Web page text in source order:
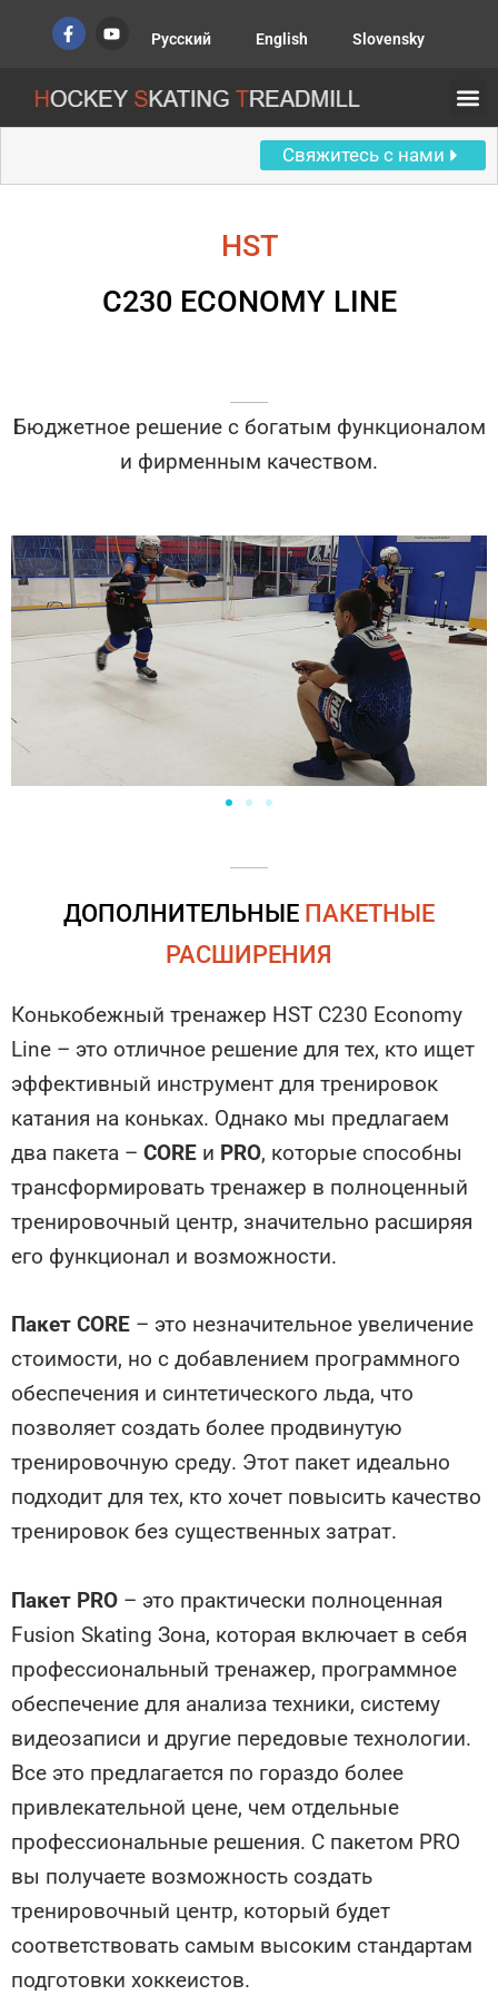
Перейти
F
a
c
b
o
o
Y
o
u
b
e
Русский English Slovensky
Свяжитесь с нами
HST
C230 ECONOMY LINE
Бюджетное решение с богатым функционалом
и фирменным качеством.
ДОПОЛНИТЕЛЬНЫЕ ПАКЕТНЫЕ
РАСШИРЕНИЯ
Конькобежный тренажер HST C230 Economy
Line – это отличное решение для тех, кто ищет
эффективный инструмент для тренировок
катания на коньках. Однако мы предлагаем
два пакета – CORE и PRO, которые способны
трансформировать тренажер в полноценный
тренировочный центр, значительно расширяя
его функционал и возможности.
Пакет CORE – это незначительное увеличение
стоимости, но с добавлением программного
обеспечения и синтетического льда, что
позволяет создать более продвинутую
тренировочную среду. Этот пакет идеально
подходит для тех, кто хочет повысить качество
тренировок без существенных затрат.
Пакет PRO – это практически полноценная
Fusion Skating Зона, которая включает в себя
профессиональный тренажер, программное
обеспечение для анализа техники, систему
видеозаписи и другие передовые технологии.
Все это предлагается по гораздо более
привлекательной цене, чем отдельные
профессиональные решения. С пакетом PRO
вы получаете возможность создать
тренировочный центр, который будет
соответствовать самым высоким стандартам
подготовки хоккеистов.